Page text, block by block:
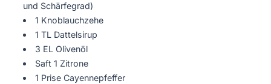
und Schärfegrad)
1 Knoblauchzehe
1 TL Dattelsirup
3 EL Olivenöl
Saft 1 Zitrone
1 Prise Cayennepfeffer